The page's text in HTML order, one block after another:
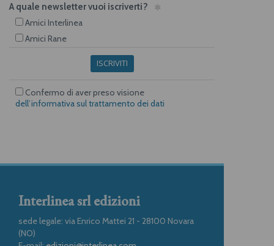
A quale newsletter vuoi iscriverti?
Amici Interlinea
Amici Rane
ISCRIVITI
Confermo di aver preso visione
dell’informativa sul trattamento dei dati
Interlinea srl edizioni
sede legale: via Enrico Mattei 21 - 28100 Novara
(NO)